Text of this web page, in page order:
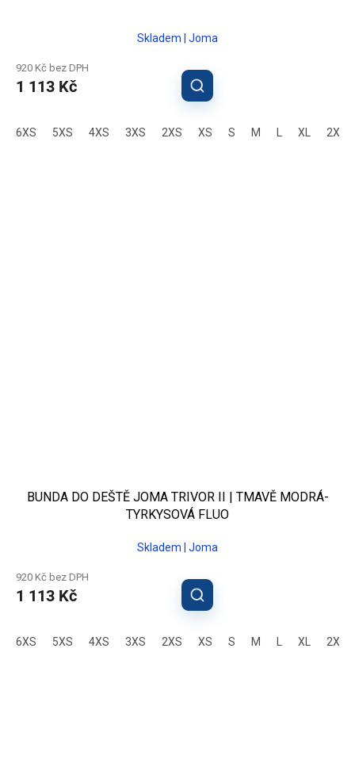
Skladem | Joma
920 Kč bez DPH
1 113 Kč
6XS 5XS 4XS 3XS 2XS XS S M XL 2XL
BUNDA DO DEŠTĚ JOMA TRIVOR II | TMAVĚ MODRÁ-
TYRKYSOVÁ FLUO
Skladem | Joma
920 Kč bez DPH
1 113 Kč
6XS 5XS 4XS 3XS 2XS XS S M XL 2XL